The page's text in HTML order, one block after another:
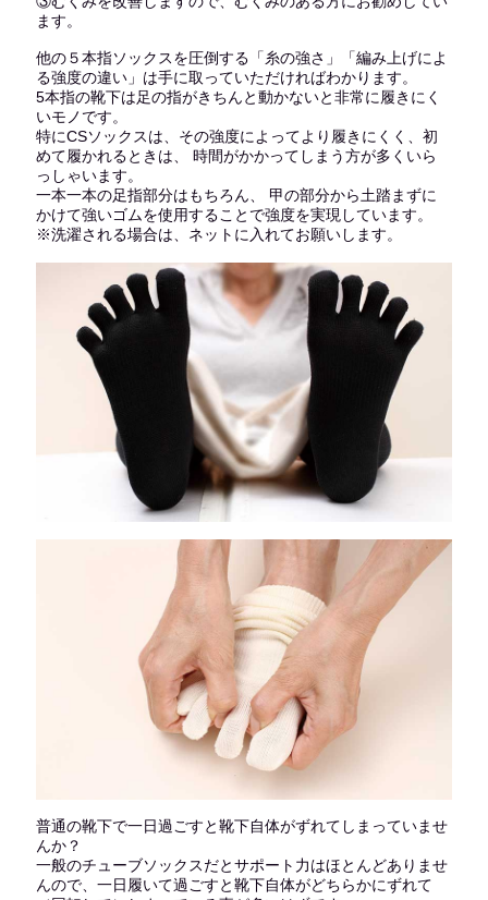
ます。
他の５本指ソックスを圧倒する「糸の強さ」「編み上げによ
る強度の違い」は手に取っていただければわかります。
5本指の靴下は足の指がきちんと動かないと非常に履きにく
いモノです。
特にCSソックスは、その強度によってより履きにくく、初
めて履かれるときは、 時間がかかってしまう方が多くいら
っしゃいます。
一本一本の足指部分はもちろん、 甲の部分から土踏まずに
かけて強いゴムを使用することで強度を実現しています。
※洗濯される場合は、ネットに入れてお願いします。
普通の靴下で一日過ごすと靴下自体がずれてしまっていませ
んか？
一般のチューブソックスだとサポート力はほとんどありませ
んので、一日履いて過ごすと靴下自体がどちらかにずれて